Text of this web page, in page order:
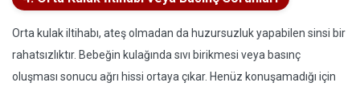
Orta kulak iltihabı, ateş olmadan da huzursuzluk yapabilen sinsi bir
rahatsızlıktır. Bebeğin kulağında sıvı birikmesi veya basınç
oluşması sonucu ağrı hissi ortaya çıkar. Henüz konuşamadığı için